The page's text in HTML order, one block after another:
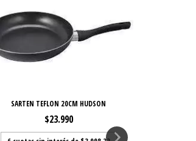
SARTEN TEFLON 20CM HUDSON
$23.990